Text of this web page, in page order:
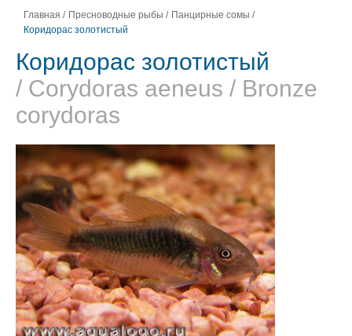
Главная / Пресноводные рыбы / Панцирные сомы /
Коридорас золотистый
Коридорас золотистый
/ Corydoras aeneus / Bronze
corydoras